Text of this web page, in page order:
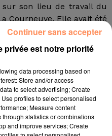
sur son lieu de travail du
Courneuve. Elle avait été
après son retour au
maladie, en vue de son
mois après la fausse
de son contrat.
de caisse",précise
a toujours nié ces erreurs
caisse étant reliée à une
ont pu être ajoutés sans
Ajavon estimait que
privée est notre priorité
data processing based on
Store and/or access
to select advertising; Create
profiles to select personalised
Measure content
statistics or combinations
and improve services; Create
Continuer sans accepter